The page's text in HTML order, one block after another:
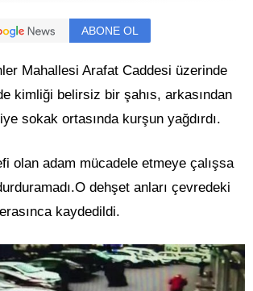
ABONE OL
Mahallesi Arafat Caddesi üzerinde
kimliği belirsiz bir şahıs, arkasından
sokak ortasında kurşun yağdırdı.
olan adam mücadele etmeye çalışsa
dehşet anları çevredeki
kaydedildi.